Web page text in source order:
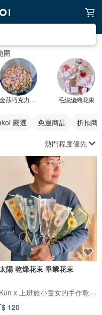
圍
金莎巧克力花束 毛線編織花束
嚴選 免運商品 折扣商
熱門程度優先
陽 乾燥花束 畢業花束
A-Kun x 上班族小隻女的手作乾燥花
120